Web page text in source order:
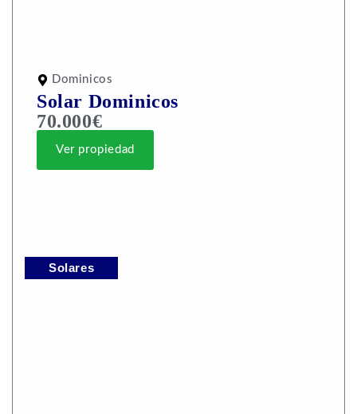
Dominicos
Solar Dominicos
70.000€
Ver propiedad
Solares